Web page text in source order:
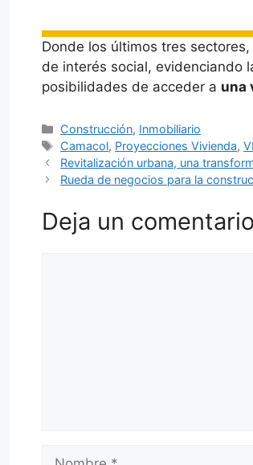
Donde los últimos tres
de interés social, evidenciando
posibilidades de acceder a una
Categorías
Construcción, Inmobiliario
Etiquetas
Camacol, Proyecciones Vivienda,
Revitalización urbana, una
Rueda de negocios para la
Deja un comentario
Nombre